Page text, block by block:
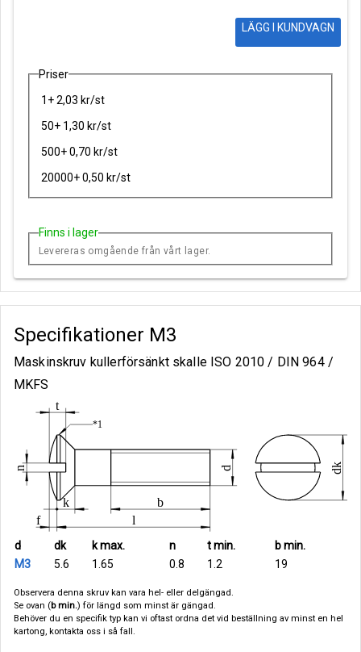
LÄGG I KUNDVAGN
Priser
1+ 2,03 kr/st
50+ 1,30 kr/st
500+ 0,70 kr/st
20000+ 0,50 kr/st
Finns i lager
Levereras omgående från vårt lager.
Specifikationer M3
Maskinskruv kullerförsänkt skalle ISO 2010 / DIN 964 /
MKFS
d dk k max. n t min.
b min.
M3
5.6 1.65 0.8 1.2 19
Observera denna skruv kan vara hel- eller delgängad.
Se ovan (b min.) för längd som minst är gängad.
Behöver du en specifik typ kan vi oftast ordna det vid beställning av minst en hel
kartong, kontakta oss i så fall.